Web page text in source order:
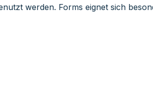
werden. Forms eignet sich